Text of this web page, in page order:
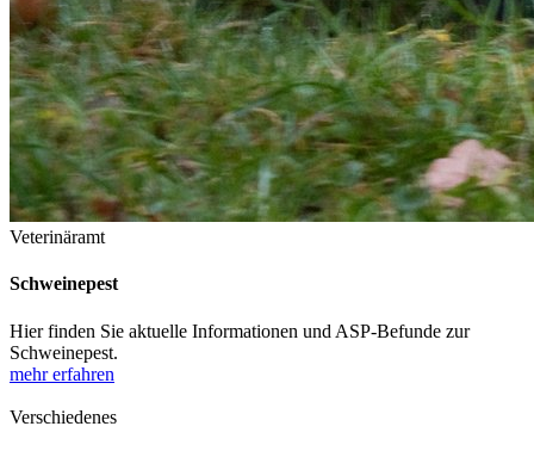
Veterinäramt
Schweinepest
Hier finden Sie aktuelle Informationen und ASP-Befunde zur
Schweinepest.
mehr erfahren
Verschiedenes